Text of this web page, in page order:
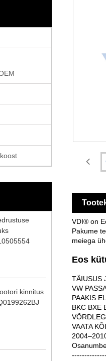
kinnitus
VDI® on
Pakume
meiega
Eos
TÄIUSUS
VW
PAAKIS
BKC BXE
VAATA